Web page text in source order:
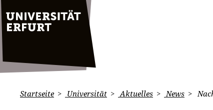
Startseite Universität Aktuelles News